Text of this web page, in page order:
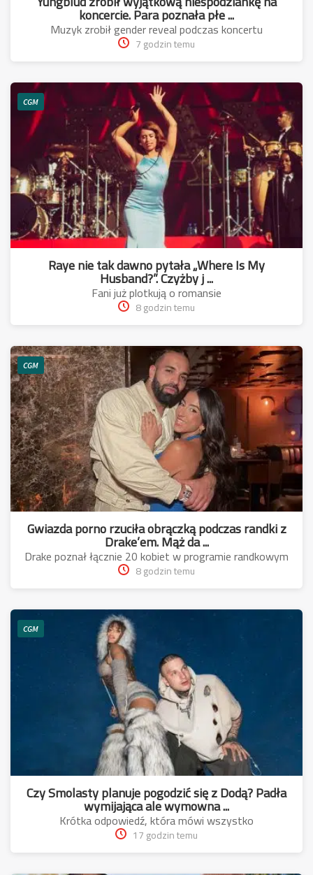
koncercie. Para poznała płe ...
Muzyk zrobił gender reveal podczas koncertu
7 godzin temu
CGM
Raye nie tak dawno pytała „Where Is My
Husband?”. Czyżby j ...
Fani już plotkują o romansie
8 godzin temu
CGM
Gwiazda porno rzuciła obrączką podczas randki z
Drake’em. Mąż da ...
Drake poznał łącznie 20 kobiet w programie randkowym
8 godzin temu
CGM
Czy Smolasty planuje pogodzić się z Dodą? Padła
wymijająca ale wymowna ...
Krótka odpowiedź, która mówi wszystko
17 godzin temu